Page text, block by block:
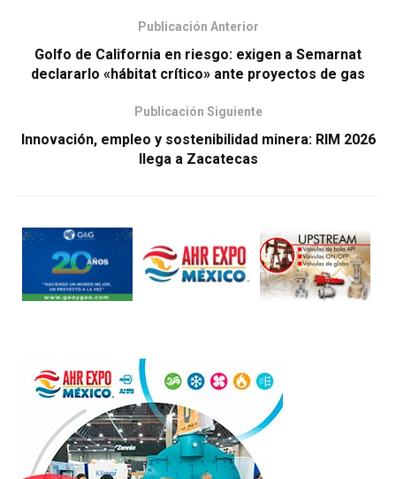
Publicación Anterior
Golfo de California en riesgo: exigen a Semarnat
declararlo «hábitat crítico» ante proyectos de gas
Publicación Siguiente
Innovación, empleo y sostenibilidad minera: RIM 2026
llega a Zacatecas